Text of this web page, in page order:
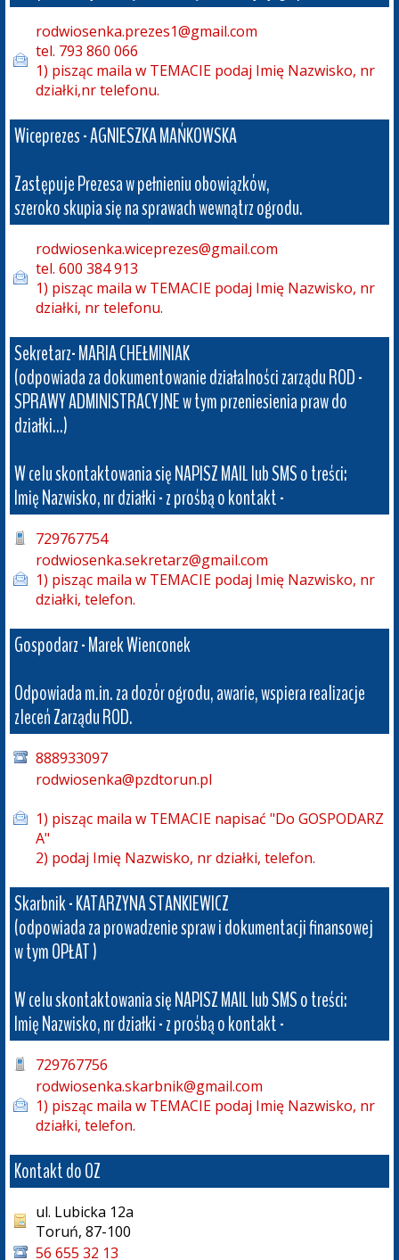
rodwiosenka.prezes1@gmail.com
tel. 793 860 066
1) pisząc maila w TEMACIE podaj Imię Nazwisko, nr
działki,nr telefonu.
Wiceprezes - AGNIESZKA MAŃKOWSKA
Zastępuje Prezesa w pełnieniu obowiązków,
szeroko skupia się na sprawach wewnątrz ogrodu.
rodwiosenka.wiceprezes@gmail.com
tel. 600 384 913
1) pisząc maila w TEMACIE podaj Imię Nazwisko, nr
działki, nr telefonu.
Sekretarz- MARIA CHEŁMINIAK
(odpowiada za dokumentowanie działalności zarządu ROD -
SPRAWY ADMINISTRACYJNE w tym przeniesienia praw do
działki...)
W celu skontaktowania się NAPISZ MAIL lub SMS o treści:
Imię Nazwisko, nr działki - z prośbą o kontakt -
729767754
rodwiosenka.sekretarz@gmail.com
1) pisząc maila w TEMACIE podaj Imię Nazwisko, nr
działki, telefon.
Gospodarz - Marek Wienconek
Odpowiada m.in. za dozór ogrodu, awarie, wspiera realizacje
zleceń Zarządu ROD.
888933097
rodwiosenka@pzdtorun.pl
1) pisząc maila w TEMACIE napisać "Do GOSPODARZ
A"
2) podaj Imię Nazwisko, nr działki, telefon.
Skarbnik - KATARZYNA STANKIEWICZ
(odpowiada za prowadzenie spraw i dokumentacji finansowej
w tym OPŁAT )
W celu skontaktowania się NAPISZ MAIL lub SMS o treści:
Imię Nazwisko, nr działki - z prośbą o kontakt -
729767756
rodwiosenka.skarbnik@gmail.com
1) pisząc maila w TEMACIE podaj Imię Nazwisko, nr
działki, telefon.
Kontakt do OZ
ul. Lubicka 12a
Toruń, 87-100
56 655 32 13